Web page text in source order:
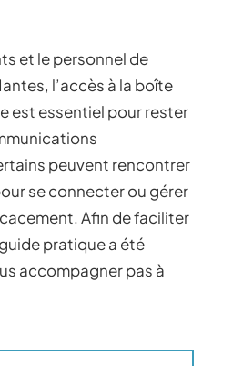
et le personnel de
l’accès à la boîte
est essentiel pour rester
peuvent rencontrer
se connecter ou gérer
Afin de faciliter
pratique a été
accompagner pas à